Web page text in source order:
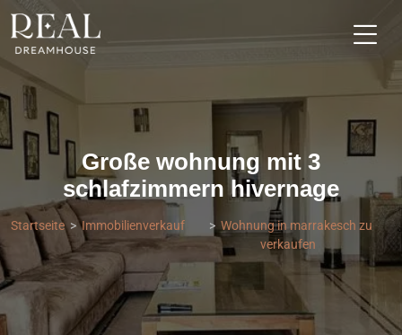
Große wohnung mit 3
schlafzimmern hivernage
Startseite Immobilienverkauf
Wohnung in marrakesch zu
verkaufen